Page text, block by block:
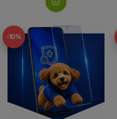
-10%